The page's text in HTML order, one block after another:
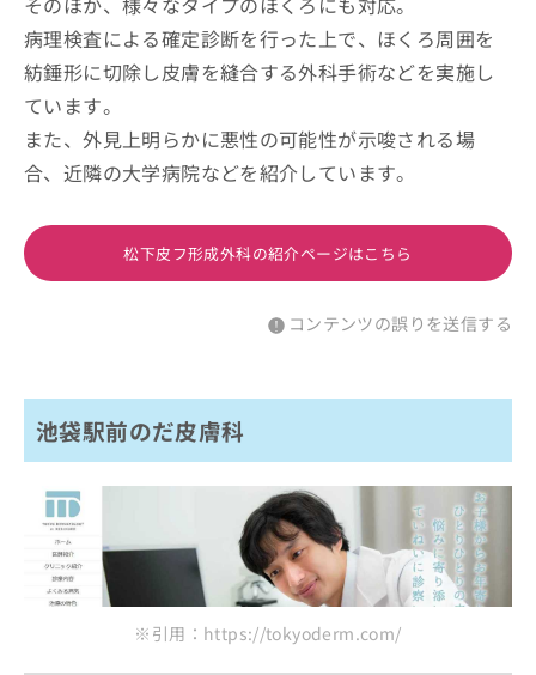
病理検査による確定診断を行った上で、ほくろ周囲を
紡錘形に切除し皮膚を縫合する外科手術などを実施し
ています。
また、外見上明らかに悪性の可能性が示唆される場
合、近隣の大学病院などを紹介しています。
松下皮フ形成外科の紹介ページはこちら
コンテンツの誤りを送信する
池袋駅前のだ皮膚科
※引用：https://tokyoderm.com/